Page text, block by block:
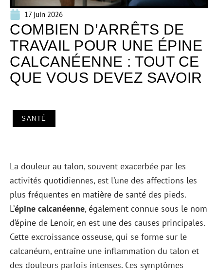
17 juin 2026
COMBIEN D’ARRÊTS DE
TRAVAIL POUR UNE ÉPINE
CALCANÉENNE : TOUT CE
QUE VOUS DEVEZ SAVOIR
SANTÉ
La douleur au talon, souvent exacerbée par les
activités quotidiennes, est l’une des affections les
plus fréquentes en matière de santé des pieds.
L’épine calcanéenne, également connue sous le nom
d’épine de Lenoir, en est une des causes principales.
Cette excroissance osseuse, qui se forme sur le
calcanéum, entraîne une inflammation du talon et
des douleurs parfois intenses. Ces symptômes